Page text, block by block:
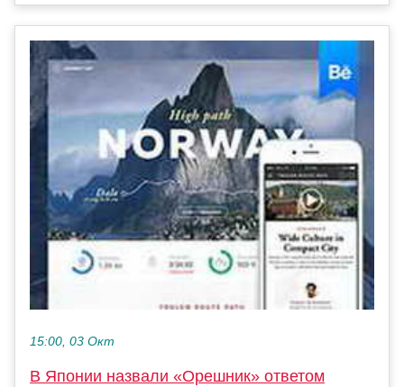
15:00, 03 Окт
В Японии назвали «Орешник» ответом